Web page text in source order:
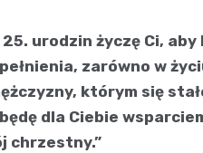
urodzin życzę Ci,
zarówno w
którym się
dla Ciebie
chrzestny.”